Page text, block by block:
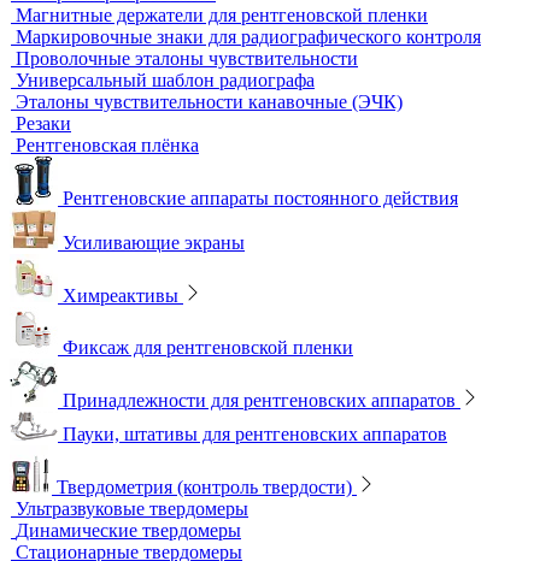
Принадлежности для рентгенографии
Гибкие кассеты для рентгеновской пленки
Литеры маркировочные
Магнитные держатели для рентгеновской пленки
Маркировочные знаки для радиографического контроля
Проволочные эталоны чувствительности
Универсальный шаблон радиографа
Эталоны чувствительности канавочные (ЭЧК)
Резаки
Рентгеновская плёнка
Усиливающие экраны
Химреактивы
Фиксаж для рентгеновской пленки
Пауки, штативы для рентгеновских аппаратов
Твердометрия (контроль твердости)